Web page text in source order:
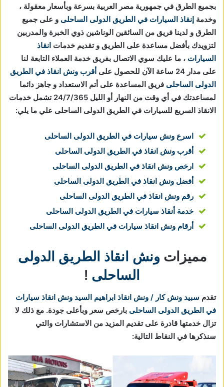
بجميع الطرق في جمهورية مصر العربية بسرعة وبأسعار معقولة ،
وخدمة إنقاذ السيارات في الطريق الدولى الساحلى و على جميع
الطرق و لدينا فريق من السائقين الوناشين ذوي الخبرة والمدربين
لتزويدك بأفضل مساعدة على الطريق و تقديم خدمات انقاذ
السيارات ، ما عليك سوي الاتصال بفريق خدمة العملاء التابعة لنا
على مدار 24 ساعة الآن للحصول على
أقرب ونش انقاذ في الطريق
الدولى الساحلى فريق المساعدة على أتم الاستعداد و جاهز دائما
لمساعدتك في أي وقت من النهار أو الليل 24/7/365 تشمل خدمات
الانقاذ السريع للسيارات في الطريق الدولى الساحلى علي ما يلي:
اسرع ونش سيارات في الطريق الدولى الساحلى
أقرب ونش انقاذ في الطريق الدولى الساحلى
ارخص ونش انقاذ في الطريق الدولى الساحلى
أفضل ونش انقاذ في الطريق الدولى الساحلى
رقم ونش انقاذ في الطريق الدولى الساحلى
خدمة أنقاذ سيارات في الطريق الدولى الساحلى
أرقام ونش انقاذ سيارات في الطريق الدولى الساحلى
مميزات ونش انقاذ الطريق الدولى
الساحلى !
تقدم سبيد ونش كار / ونش انقاذ ابراهيم السيد ونش انقاذ سيارات
في الطريق الدولى الساحلى بارخص سعر وبأعلى جودة. مع ذلك لا
تزال خدمتها قادرة على تقديم المزيد من الاستشارات والتي
سنذكرها في النقاط التالية: